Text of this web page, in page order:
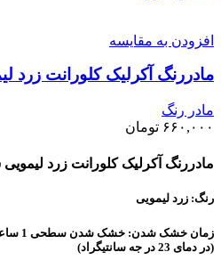
افزودن به مقایسه
مادررنگ آکرلیک کلورانت زرد
مادر رنگ
۶۶۰,۰۰۰ تومان
مادررنگ آکرلیک کلورانت زرد لیمویی
رنگ: زرد لیمویی
(در دمای 23 در جه سانتیگراد)